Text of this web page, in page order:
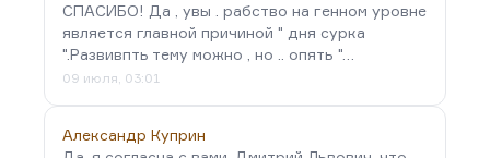
СПАСИБО! Да , увы . рабство на генном уровне
является главной причиной " дня сурка
".Развивпть тему можно , но .. опять "…
09 июля, 03:01
Александр Куприн